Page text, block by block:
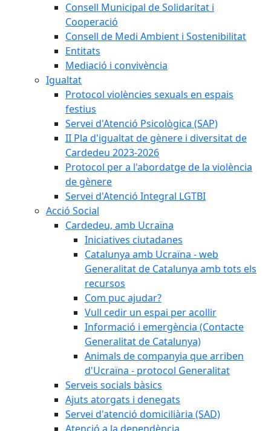
Consell Municipal de Solidaritat i
Cooperació
Consell de Medi Ambient i Sostenibilitat
Entitats
Mediació i convivència
Igualtat
Protocol violències sexuals en espais
festius
Servei d'Atenció Psicològica (SAP)
II Pla d'igualtat de gènere i diversitat de
Cardedeu 2023-2026
Protocol per a l'abordatge de la violència
de gènere
Servei d'Atenció Integral LGTBI
Acció Social
Cardedeu, amb Ucraïna
Iniciatives ciutadanes
Catalunya amb Ucraïna - web
Generalitat de Catalunya amb tots els
recursos
Com puc ajudar?
Vull cedir un espai per acollir
Informació i emergència (Contacte
Generalitat de Catalunya)
Animals de companyia que arriben
d'Ucraïna - protocol Generalitat
Serveis socials bàsics
Ajuts atorgats i denegats
Servei d'atenció domiciliària (SAD)